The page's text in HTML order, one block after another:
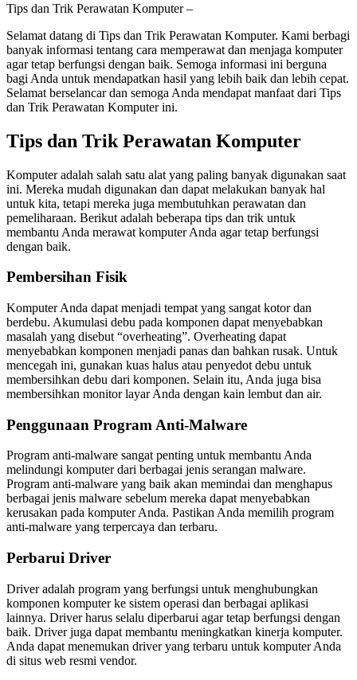
Tips dan Trik Perawatan Komputer –
Selamat datang di Tips dan Trik Perawatan Komputer. Kami berbagi
banyak informasi tentang cara memperawat dan menjaga komputer
agar tetap berfungsi dengan baik. Semoga informasi ini berguna
bagi Anda untuk mendapatkan hasil yang lebih baik dan lebih cepat.
Selamat berselancar dan semoga Anda mendapat manfaat dari Tips
dan Trik Perawatan Komputer ini.
Tips dan Trik Perawatan Komputer
Komputer adalah salah satu alat yang paling banyak digunakan saat
ini. Mereka mudah digunakan dan dapat melakukan banyak hal
untuk kita, tetapi mereka juga membutuhkan perawatan dan
pemeliharaan. Berikut adalah beberapa tips dan trik untuk
membantu Anda merawat komputer Anda agar tetap berfungsi
dengan baik.
Pembersihan Fisik
Komputer Anda dapat menjadi tempat yang sangat kotor dan
berdebu. Akumulasi debu pada komponen dapat menyebabkan
masalah yang disebut “overheating”. Overheating dapat
menyebabkan komponen menjadi panas dan bahkan rusak. Untuk
mencegah ini, gunakan kuas halus atau penyedot debu untuk
membersihkan debu dari komponen. Selain itu, Anda juga bisa
membersihkan monitor layar Anda dengan kain lembut dan air.
Penggunaan Program Anti-Malware
Program anti-malware sangat penting untuk membantu Anda
melindungi komputer dari berbagai jenis serangan malware.
Program anti-malware yang baik akan memindai dan menghapus
berbagai jenis malware sebelum mereka dapat menyebabkan
kerusakan pada komputer Anda. Pastikan Anda memilih program
anti-malware yang terpercaya dan terbaru.
Perbarui Driver
Driver adalah program yang berfungsi untuk menghubungkan
komponen komputer ke sistem operasi dan berbagai aplikasi
lainnya. Driver harus selalu diperbarui agar tetap berfungsi dengan
baik. Driver juga dapat membantu meningkatkan kinerja komputer.
Anda dapat menemukan driver yang terbaru untuk komputer Anda
di situs web resmi vendor.